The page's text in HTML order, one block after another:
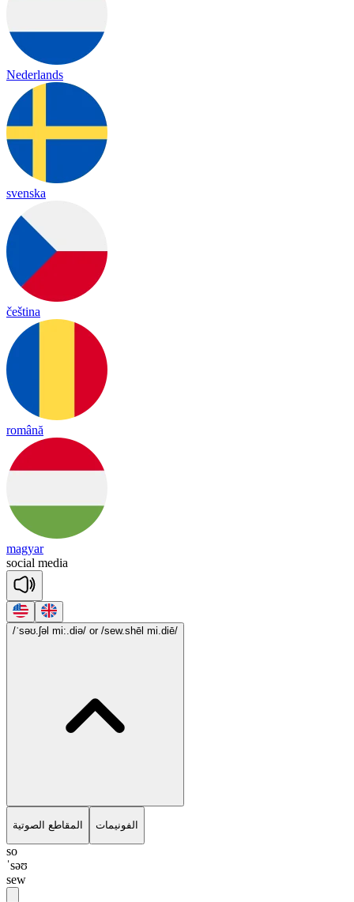
Nederlands
svenska
čeština
română
magyar
social media
/ˈsəʊ.ʃəl mi:.diə/ or /sew.shēl mi.diē/
المقاطع الصوتية الفونيمات
so
ˈsəʊ
sew